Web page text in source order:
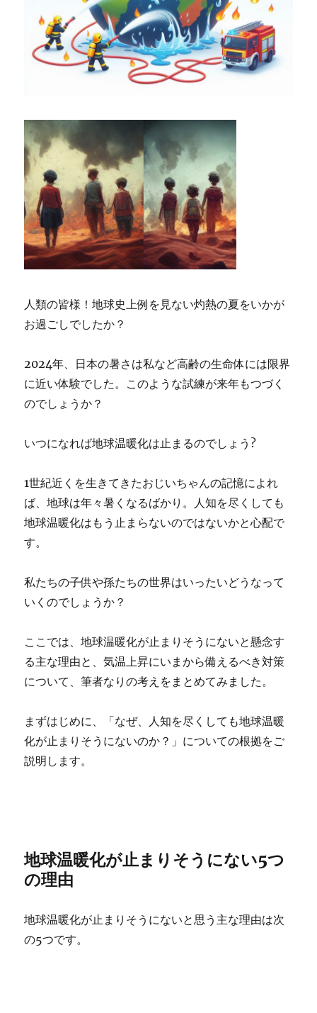
人類の皆様！地球史上例を見ない灼熱の夏をいかが
お過ごしでしたか？
2024年、日本の暑さは私など高齢の生命体には限界
に近い体験でした。このような試練が来年もつづく
のでしょうか？
いつになれば地球温暖化は止まるのでしょう?
1世紀近くを生きてきたおじいちゃんの記憶によれ
ば、地球は年々暑くなるばかり。人知を尽くしても
地球温暖化はもう止まらないのではないかと心配で
す。
私たちの子供や孫たちの世界はいったいどうなって
いくのでしょうか？
ここでは、地球温暖化が止まりそうにないと懸念す
る主な理由と、気温上昇にいまから備えるべき対策
について、筆者なりの考えをまとめてみました。
まずはじめに、「なぜ、人知を尽くしても地球温暖
化が止まりそうにないのか？」についての根拠をご
説明します。
地球温暖化が止まりそうにない5つ
の理由
地球温暖化が止まりそうにないと思う主な理由は次
の5つです。